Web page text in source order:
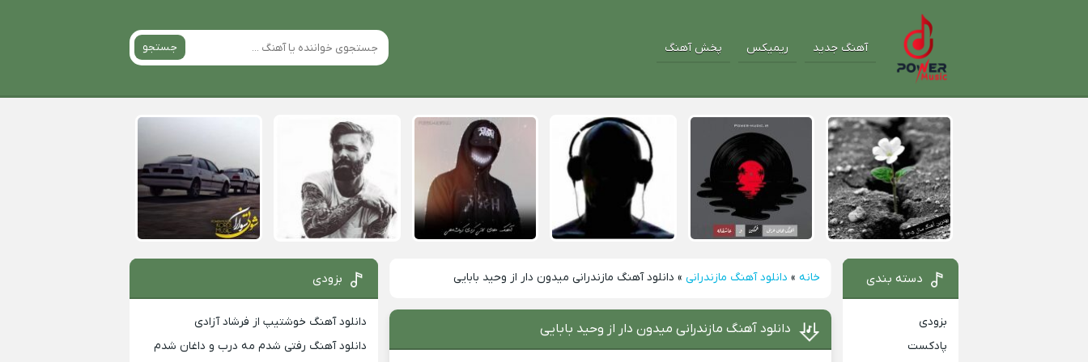
آهنگ جدید ریمیکس پخش آهنگ جستجو
خانه » دانلود آهنگ مازندرانی » دانلود آهنگ مازندرانی میدون دار از وحید بابایی
دانلود آهنگ مازندرانی میدون دار از وحید بابایی
دسته بندی
بزودی
پادکست
بزودی
دانلود آهنگ خوشتیپ از فرشاد آزادی
دانلود آهنگ رفتی شدم مه درب و داغان شدم